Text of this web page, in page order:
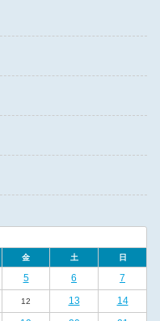
金 土 日
5 6
7
12 13
14